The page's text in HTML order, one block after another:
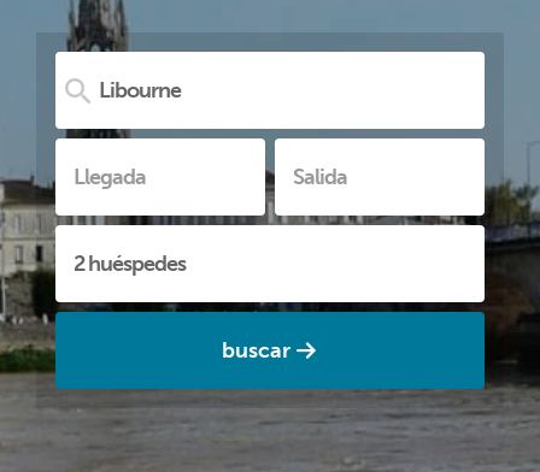
buscar